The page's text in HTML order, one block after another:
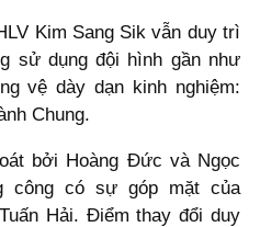
Kim Sang Sik vẫn duy trì
sử dụng đội hình gần như
vệ dày dạn kinh nghiệm:
Chung.
bởi Hoàng Đức và Ngọc
công có sự góp mặt của
Hải. Điểm thay đổi duy